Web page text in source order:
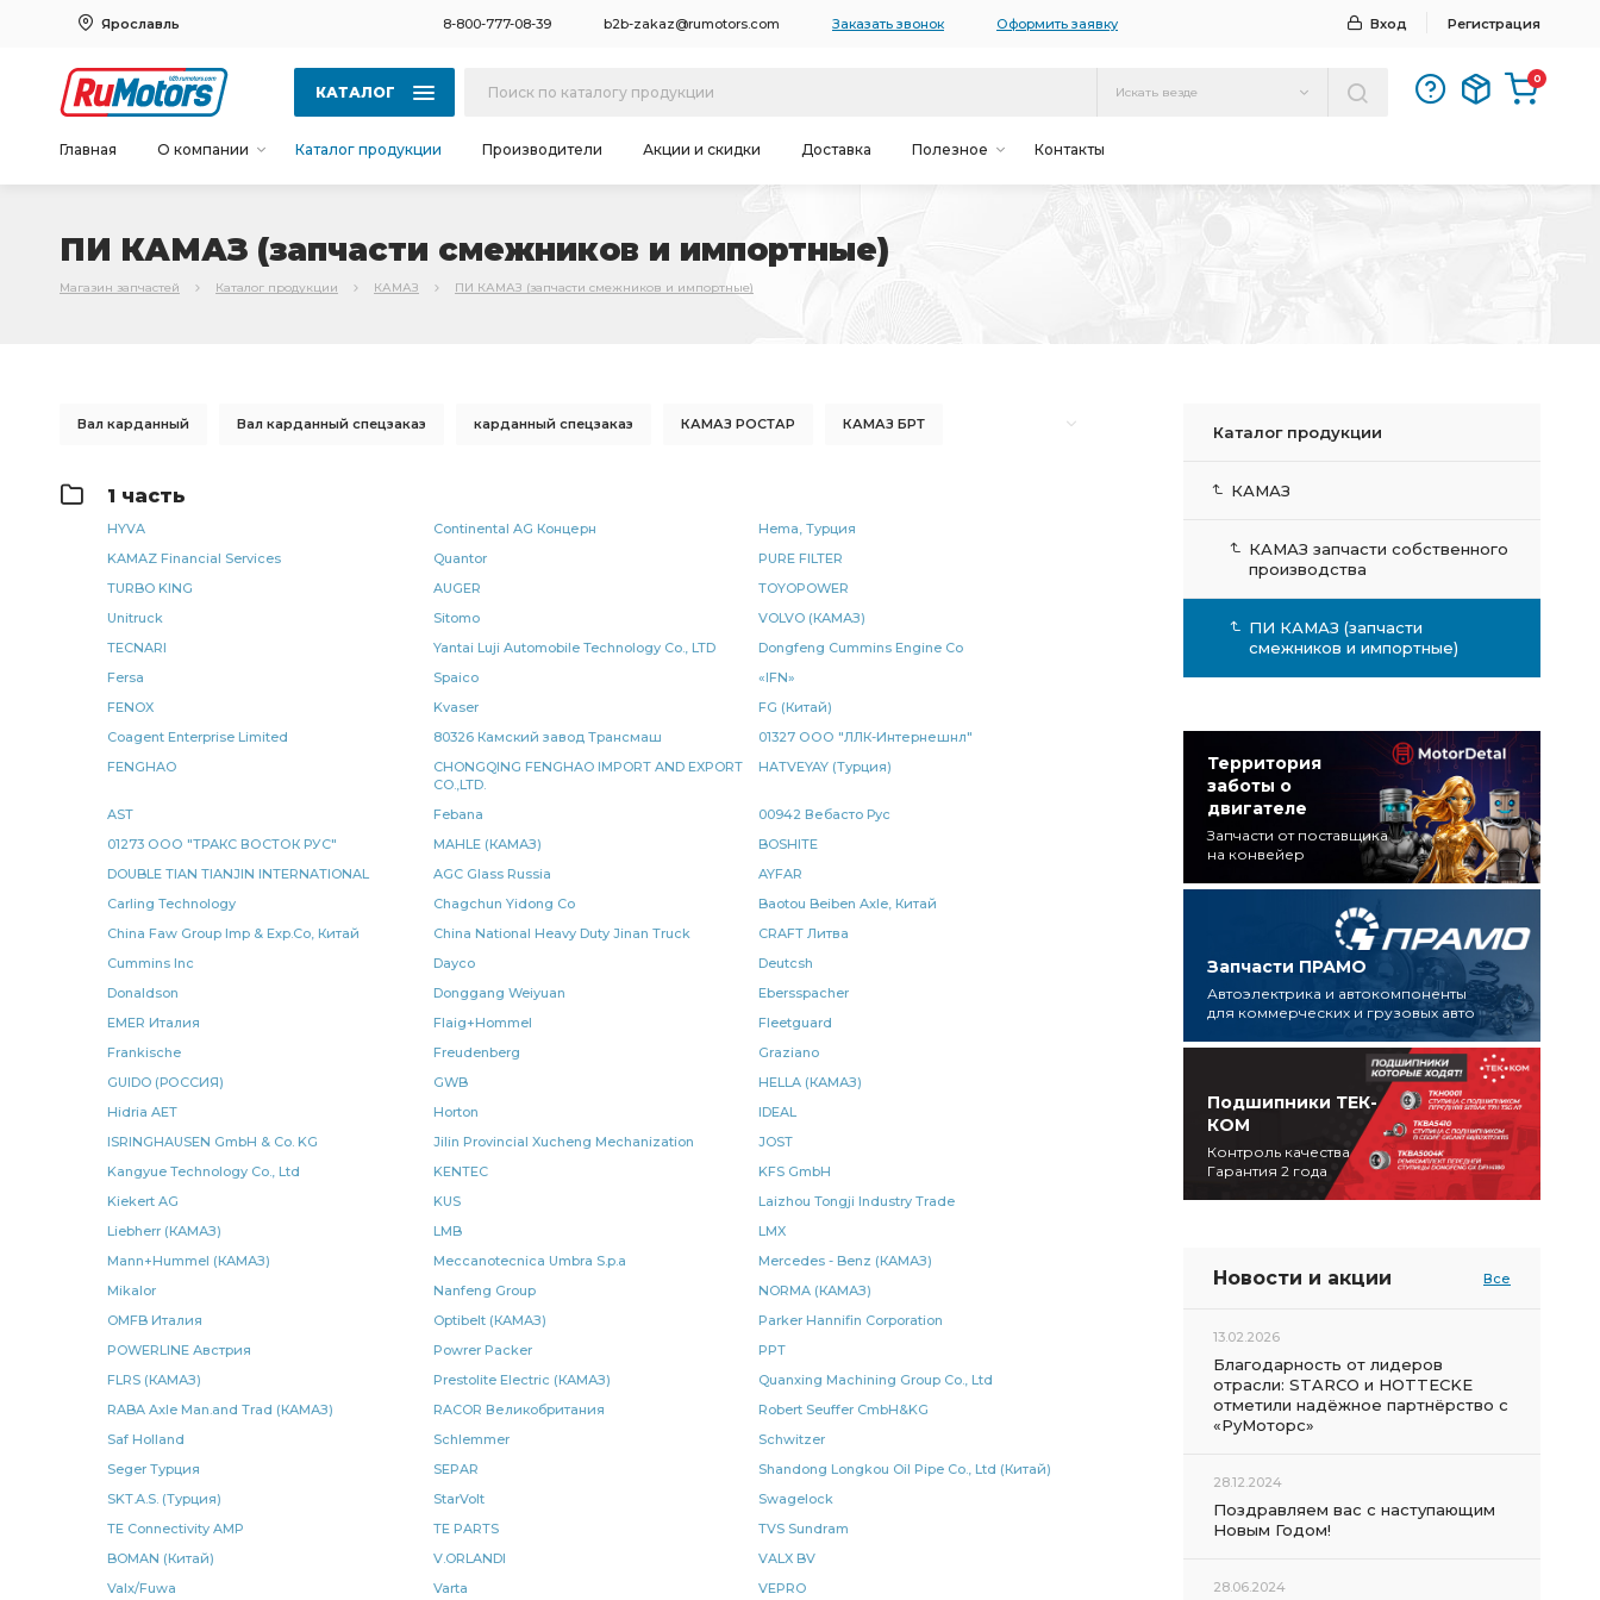
Ярославль 8-800-777-08-39 b2b-zakaz@rumotors.com Заказать звонок Оформить заявку Вход Регистрация
КАТАЛОГ Искать везде
0
Главная О компании Каталог продукции Производители Акции и скидки Доставка Полезное Контакты
ПИ КАМАЗ (запчасти смежников и импортные)
Магазин запчастей Каталог продукции КАМАЗ ПИ КАМАЗ (запчасти смежников и импортные)
Вал карданный Вал карданный спецзаказ карданный спецзаказ КАМАЗ РОСТАР КАМАЗ БРТ
кольцо уплотнительное КАМАЗ ОСВАР карданного вала рессоры КАМАЗ
КАМАЗ 5490
Рычаг регулировочный Крестовина карданного вала к а/м
реактивной штанги КАМАЗ Е-3 подшипник КАМАЗ тяга сошки передней рессоры
кольцо уплотнительное КАМАЗ БРТ
электромагнитный КАМАЗ КАМАЗ ЛААЗ управления КАМАЗ УКД серия лист рессоры
элемент фильтра клапан электромагнитный клапан электромагнитный КАМАЗ
рулевого управления рулевого управления КАМАЗ тормозная тип
регулировочный задний БРТ РЕМКОМПЛЕКТ Cummins КАМАЗ КАМАЗ УКД серия
сошки рулевого управления
задней рессоры КАМАЗ Автоарматура КАМАЗ Элтра-Термо лист рессоры задней
Камера тормозная водяного насоса 3-х рядный
КАМАЗ РОДИНА КАМАЗ ГЗКВ листов КАМАЗ
шарнир реактивной шарнир реактивной штанги левая КАМАЗ
подшипника КАМАЗ КАМАЗ ЕПК коробка отбора мощности
1 часть
HYVA Continental AG Концерн
Hema, Турция
KAMAZ Financial Services
Quantor
PURE FILTER
TURBO KING
AUGER
TOYOPOWER
Unitruck
Sitomo
VOLVO (КАМАЗ)
TECNARI
Yantai Luji Automobile Technology Co., LTD
Dongfeng Cummins Engine Co
Fersa
Spaico
«IFN»
FENOX
Kvaser
FG (Китай)
Coagent Enterprise Limited
80326 Камский завод Трансмаш
01327 ООО "ЛЛК-Интернешнл"
FENGHAO
CHONGQING FENGHAO IMPORT AND EXPORT
CO.,LTD.
HATVEYAY (Турция)
AST Febana
00942 Вебасто Рус
01273 ООО "ТРАКС ВОСТОК РУС"
MAHLE (КАМАЗ)
BOSHITE
DOUBLE TIAN TIANJIN INTERNATIONAL
AGC Glass Russia
AYFAR
Carling Technology
Chagchun Yidong Co
Baotou Beiben Axle, Китай
China Faw Group Imp & Exp.Co, Китай
China National Heavy Duty Jinan Truck
CRAFT Литва
Cummins Inc
Dayco
Deutcsh
Donaldson
Donggang Weiyuan
Ebersspacher
EMER Италия
Flaig+Hommel
Fleetguard
Frankische
Freudenberg
Graziano
GUIDO (РОССИЯ)
GWB
HELLA (КАМАЗ)
Hidria AET
Horton
IDEAL
ISRINGHAUSEN GmbH & Co. KG
Jilin Provincial Xucheng Mechanization
JOST
Kangyue Technology Co., Ltd
KENTEC
KFS GmbH
Kiekert AG
KUS
Laizhou Tongji Industry Trade
Liebherr (КАМАЗ)
LMB
LMX
Mann+Hummel (КАМАЗ)
Meccanotecnica Umbra S.p.a
Mercedes - Benz (КАМАЗ)
Mikalor
Nanfeng Group
NORMA (КАМАЗ)
OMFB Италия
Optibelt (КАМАЗ)
Parker Hannifin Corporation
POWERLINE Австрия
Powrer Packer
PPT
FLRS (КАМАЗ)
Prestolite Electric (КАМАЗ)
Quanxing Machining Group Co., Ltd
RABA Axle Man.and Trad (КАМАЗ)
RACOR Великобритания
Robert Seuffer CmbH&KG
Saf Holland
Schlemmer
Schwitzer
Seger Турция
SEPAR
Shandong Longkou Oil Pipe Co., Ltd (Китай)
SKT.A.S. (Турция)
StarVolt
Swagelock
TE Connectivity AMP
TE PARTS
TVS Sundram
BOMAN (Китай)
V.ORLANDI
VALX BV
Valx/Fuwa
Varta
VEPRO
Каталог продукции
КАМАЗ
КАМАЗ запчасти собственного
производства
ПИ КАМАЗ (запчасти
смежников и импортные)
Территория
заботы о
двигателе
Запчасти от поставщика
на конвейер
Запчасти ПРАМО
Автоэлектрика и автокомпоненты
для коммерческих и грузовых авто
Подшипники ТЕК-
КОМ
Контроль качества
Гарантия 2 года
Новости и акции Все
13.02.2026
Благодарность от лидеров
отрасли: STARCO и HOTTECKE
отметили надёжное партнёрство с
«РуМоторс»
28.12.2024
Поздравляем вас с наступающим
Новым Годом!
28.06.2024